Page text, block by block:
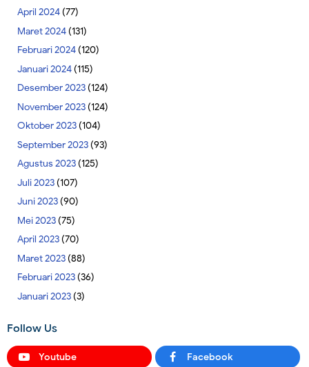
April 2024(77)
Maret 2024(131)
Februari 2024(120)
Januari 2024(115)
Desember 2023(124)
November 2023(124)
Oktober 2023(104)
September 2023(93)
Agustus 2023(125)
Juli 2023(107)
Juni 2023(90)
Mei 2023(75)
April 2023(70)
Maret 2023(88)
Februari 2023(36)
Januari 2023(3)
Follow Us
Youtube Facebook